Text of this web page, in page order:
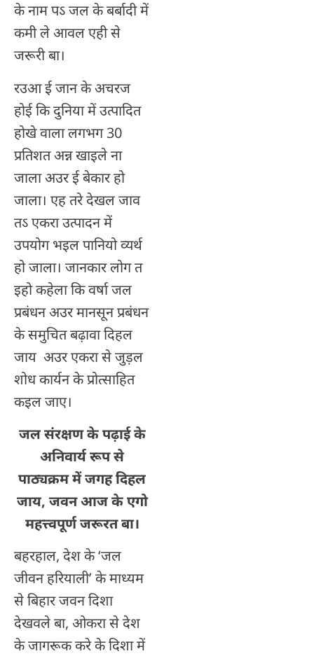
के नाम पऽ जल के बर्बादी में
कमी ले आवल एही से
जरूरी बा।
रउआ ई जान के अचरज
होई कि दुनिया में उत्पादित
होखे वाला लगभग 30
प्रतिशत अन्न खाइले ना
जाला अउर ई बेकार हो
जाला। एह तरे देखल जाव
तऽ एकरा उत्पादन में
उपयोग भइल पानियो व्यर्थ
हो जाला। जानकार लोग त
इहो कहेला कि वर्षा जल
प्रबंधन अउर मानसून प्रबंधन
के समुचित बढ़ावा दिहल
जाय अउर एकरा से जुड़ल
शोध कार्यन के प्रोत्साहित
कइल जाए।
जल संरक्षण के पढ़ाई के
अनिवार्य रूप से
पाठ्यक्रम में जगह दिहल
जाय, जवन आज के एगो
महत्त्वपूर्ण जरूरत बा।
बहरहाल, देश के ‘जल
जीवन हरियाली’ के माध्यम
से बिहार जवन दिशा
देखवले बा, ओकरा से देश
के जागरूक करे के दिशा में